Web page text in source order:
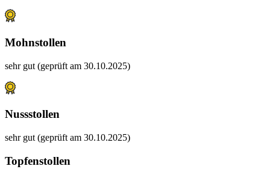
Mohnstollen
sehr gut (geprüft am 30.10.2025)
Nussstollen
sehr gut (geprüft am 30.10.2025)
Topfenstollen